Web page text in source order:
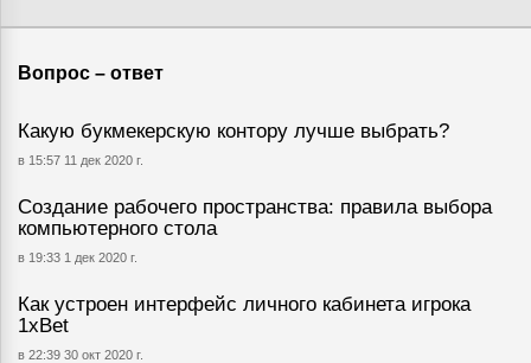
Вопрос – ответ
Какую букмекерскую контору лучше выбрать?
в 15:57 11 дек 2020 г.
Создание рабочего пространства: правила выбора
компьютерного стола
в 19:33 1 дек 2020 г.
Как устроен интерфейс личного кабинета игрока
1хBet
в 22:39 30 окт 2020 г.